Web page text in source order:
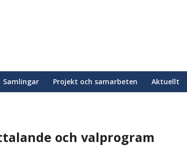
Samlingar Projekt och samarbeten Aktuellt
och valprogram